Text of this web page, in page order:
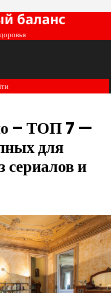
баланс
– ТОП 7 —
для
сериалов и